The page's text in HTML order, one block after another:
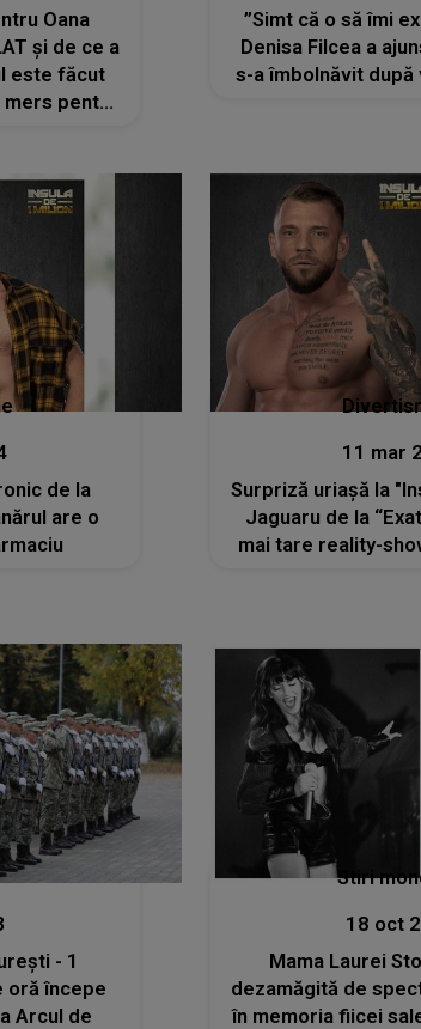
Oana
și de ce a
este făcut
pentru
”Simt că o să îmi
Denisa Filcea a
s-a îmbolnăvit după
de la
are o
11 mar
Surpriză uriașă la
Jaguaru de la “Exatlon”
mai tare reality-
- 1
oră începe
Arcul de
Stiri
18 oct
Mama Laurei
dezamăgită de
în memoria fiicei